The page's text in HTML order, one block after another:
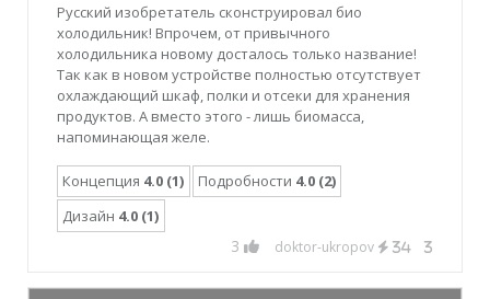
Русский изобретатель сконструировал био
холодильник! Впрочем, от привычного
холодильника новому досталось только название!
Так как в новом устройстве полностью отсутствует
охлаждающий шкаф, полки и отсеки для хранения
продуктов. А вместо этого - лишь биомасса,
напоминающая желе.
Концепция 4.0 (1) Подробности 4.0 (2)
Дизайн 4.0 (1)
3 doktor-ukropov 34 3